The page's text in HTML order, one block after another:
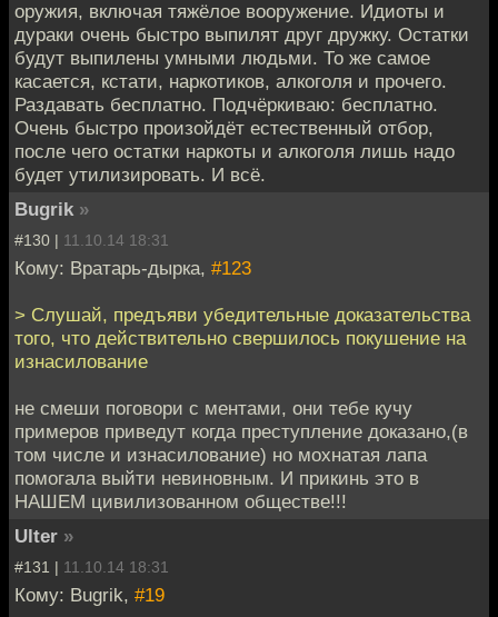
оружия, включая тяжёлое вооружение. Идиоты и
дураки очень быстро выпилят друг дружку. Остатки
будут выпилены умными людьми. То же самое
касается, кстати, наркотиков, алкоголя и прочего.
Раздавать бесплатно. Подчёркиваю: бесплатно.
Очень быстро произойдёт естественный отбор,
после чего остатки наркоты и алкоголя лишь надо
будет утилизировать. И всё.
Bugrik »
#130 | 11.10.14 18:31
Кому: Вратарь-дырка, #123
> Слушай, предъяви убедительные доказательства
того, что действительно свершилось покушение на
изнасилование
не смеши поговори с ментами, они тебе кучу
примеров приведут когда преступление доказано,(в
том числе и изнасилование) но мохнатая лапа
помогала выйти невиновным. И прикинь это в
НАШЕМ цивилизованном обществе!!!
Ulter »
#131 | 11.10.14 18:31
Кому: Bugrik, #19